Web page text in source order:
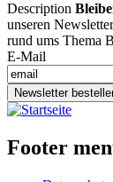
Description
unseren
rund ums Thema
E-Mail
Newsletter
Footer